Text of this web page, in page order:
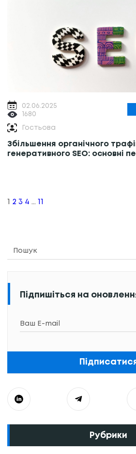
02.06.2025
1680
Гостьова
Збільшення органічного
генеративного SEO: основні
записів
1 2 3 4 … 11
Підпишіться на
Рубрики